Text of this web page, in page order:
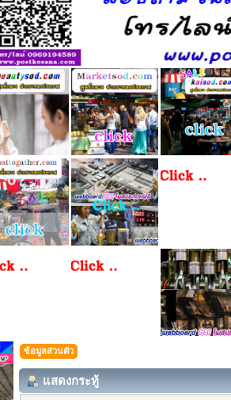
ข้อมูลส่วนตัว
แสดงกระทู้